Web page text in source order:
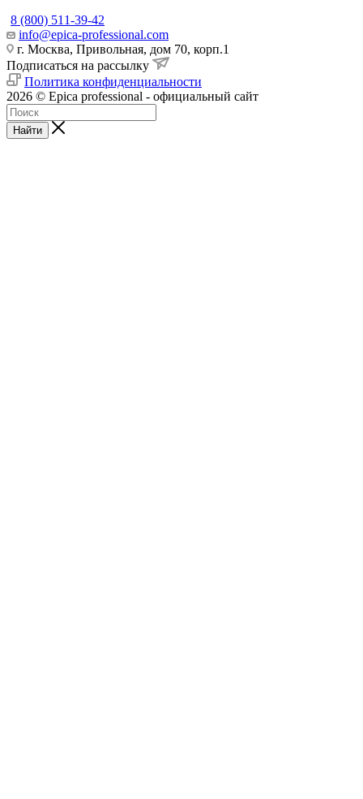
8 (800) 511-39-42
info@epica-professional.com
г. Москва, Привольная, дом 70, корп.1
Подписаться на рассылку
Политика конфиденциальности
2026 © Epica professional - официальный сайт
Найти